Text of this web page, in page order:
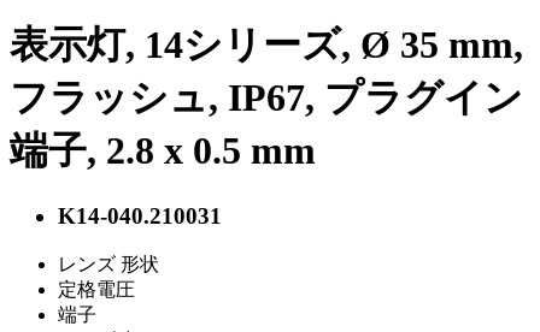
表示灯, 14シリーズ, Ø 35 mm,
フラッシュ, IP67, プラグイン
端子, 2.8 x 0.5 mm
K14-040.210031
レンズ 形状
定格電圧
端子